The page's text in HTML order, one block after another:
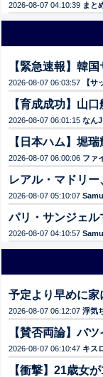
2026-08-07 04:10:39 まと
【緊急速報】韓
2026-08-07 06:03:57 【
【育成成功】山
2026-08-07 06:01:15なん
【日本ハム】堀
2026-08-07 06:00:06 ファ
レアル・マドリ
2026-08-07 05:10:07
パリ・サンジェ
2026-08-07 04:10:57
予定より早めに
2026-08-07 06:12:07浮気
【賛否両論】バ
2026-08-07 06:10:47 キス
【衝撃】21歳女